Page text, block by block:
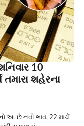
10
શહેરના
આ છે નવી ભાવ, 22 માર્ચે